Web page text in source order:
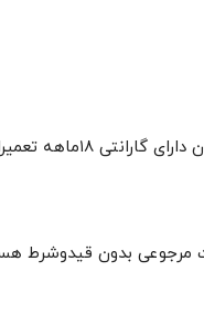
الکتروموتور سه فاز ۷۵ کیلووات ۱۰۰٫۵۴ اسب ۱۵۰۰ دور